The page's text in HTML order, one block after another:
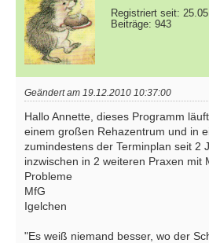
Registriert seit:
Beiträge: 943
Geändert am 19.12.2010 10:37:00
Hallo Annette, dieses Programm
einem großen Rehazentrum und in
zumindestens der Terminplan seit 2
inzwischen in 2 weiteren Praxen mit
Probleme
MfG
Igelchen
"Es weiß niemand besser, wo der